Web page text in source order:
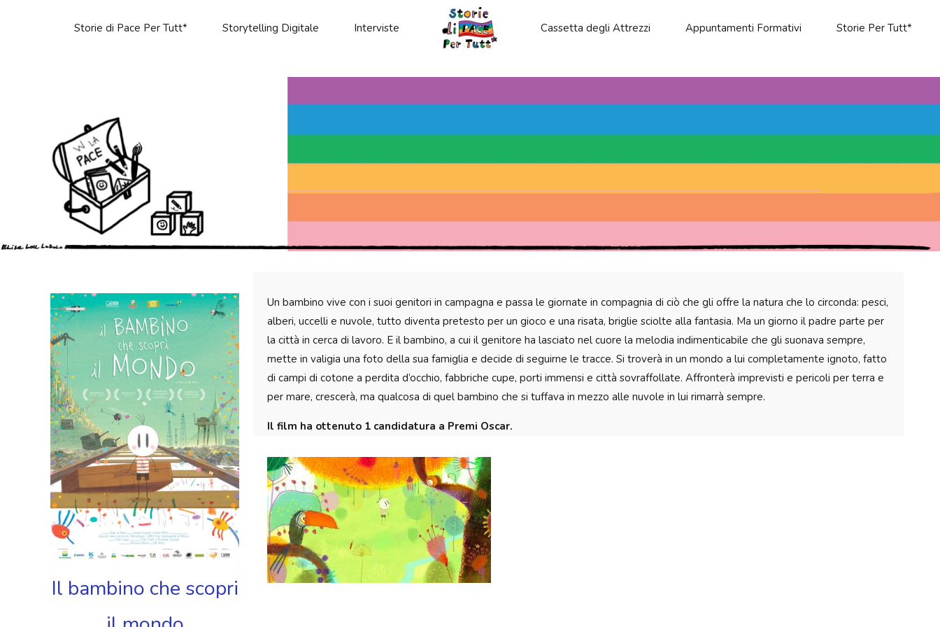
Storie di Pace Per Tutt* Storytelling Digitale Interviste Cassetta degli Attrezzi Appuntamenti Formativi Storie Per Tutt*
Il bambino che scopri
Un bambino vive con i suoi genitori in campagna e passa le giornate in compagnia di ciò che gli offre la natura che lo circonda: pesci,
alberi, uccelli e nuvole, tutto diventa pretesto per un gioco e una risata, briglie sciolte alla fantasia. Ma un giorno il padre parte per
la città in cerca di lavoro. E il bambino, a cui il genitore ha lasciato nel cuore la melodia indimenticabile che gli suonava sempre,
mette in valigia una foto della sua famiglia e decide di seguirne le tracce. Si troverà in un mondo a lui completamente ignoto, fatto
di campi di cotone a perdita d’occhio, fabbriche cupe, porti immensi e città sovraffollate. Affronterà imprevisti e pericoli per terra e
per mare, crescerà, ma qualcosa di quel bambino che si tuffava in mezzo alle nuvole in lui rimarrà sempre.
Il film ha ottenuto 1 candidatura a Premi Oscar.